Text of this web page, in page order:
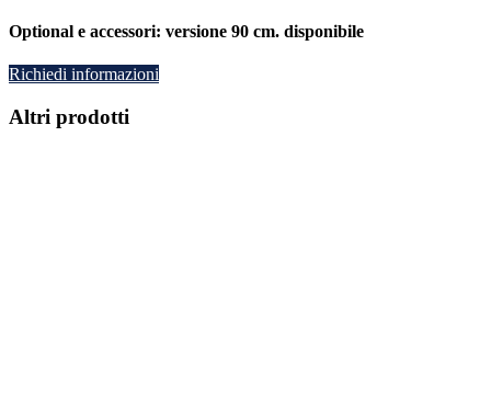
Optional e accessori: versione 90 cm. disponibile
Richiedi informazioni
Altri prodotti